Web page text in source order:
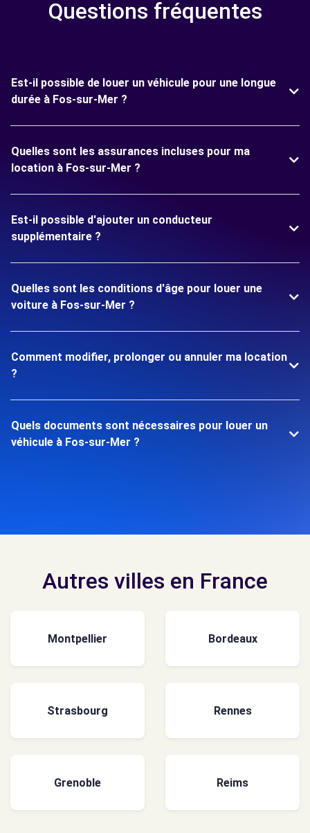
Questions fréquentes
Est-il possible de louer un véhicule pour une longue
durée à Fos-sur-Mer ?
Quelles sont les assurances incluses pour ma
location à Fos-sur-Mer ?
Est-il possible d'ajouter un conducteur
supplémentaire ?
Quelles sont les conditions d'âge pour louer une
voiture à Fos-sur-Mer ?
Comment modifier, prolonger ou annuler ma location
?
Quels documents sont nécessaires pour louer un
véhicule à Fos-sur-Mer ?
Autres villes en France
Montpellier Bordeaux
Strasbourg Rennes
Grenoble Reims